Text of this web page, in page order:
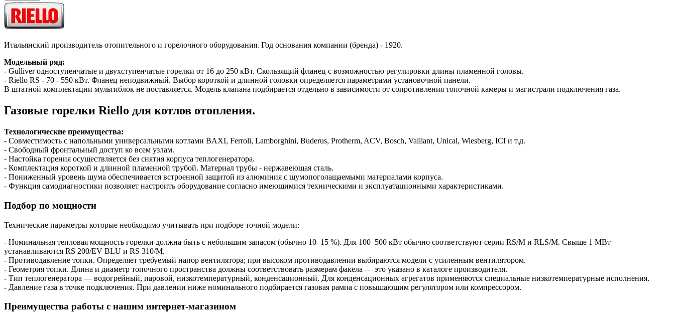
Итальянский производитель отопительного и горелочного оборудования. Год основания компании (бренда) - 1920.
Модельный ряд:
- Gulliver одноступенчатые и двухступенчатые горелки от 16 до 250 кВт. Скользящий фланец с возможностью регулировки длины пламенной головы.
- Riello RS - 70 - 550 кВт. Фланец неподвижный. Выбор короткой и длинной головки определяется параметрами установочной панели.
В штатной комплектации мультиблок не поставляется. Модель клапана подбирается отдельно в зависимости от сопротивления топочной камеры и магистрали подключения газа.
Газовые горелки Riello для котлов отопления.
Технологические преимущества:
- Совместимость с напольными универсальными котлами BAXI, Ferroli, Lamborghini, Buderus, Protherm, ACV, Bosch, Vaillant, Unical, Wiesberg, ICI и т.д.
- Свободный фронтальный доступ ко всем узлам.
- Настойка горения осуществляется без снятия корпуса теплогенератора.
- Комплектация короткой и длинной пламенной трубой. Материал трубы - нержавеющая сталь.
- Пониженный уровень шума обеспечивается встроенной защитой из алюминия с шумопоголащаемыми материалами корпуса.
- Функция самодиагностики позволяет настроить оборудование согласно имеющимися техническими и эксплуатационными характеристиками.
Подбор по мощности
Технические параметры которые необходимо учитывать при подборе точной модели:
- Номинальная тепловая мощность горелки должна быть с небольшим запасом (обычно 10–15 %). Для 100–500 кВт обычно соответствуют серии RS/M и RLS/M. Свыше 1 МВт
устанавливаются RS 200/EV BLU и RS 310/M.
- Противодавление топки. Определяет требуемый напор вентилятора; при высоком противодавлении выбираются модели с усиленным вентилятором.
- Геометрия топки. Длина и диаметр топочного пространства должны соответствовать размерам факела — это указано в каталоге производителя.
- Тип теплогенератора — водогрейный, паровой, низкотемпературный, конденсационный. Для конденсационных агрегатов применяются специальные низкотемпературные исполнения.
- Давление газа в точке подключения. При давлении ниже номинального подбирается газовая рампа с повышающим регулятором или компрессором.
Преимущества работы с нашим интернет-магазином